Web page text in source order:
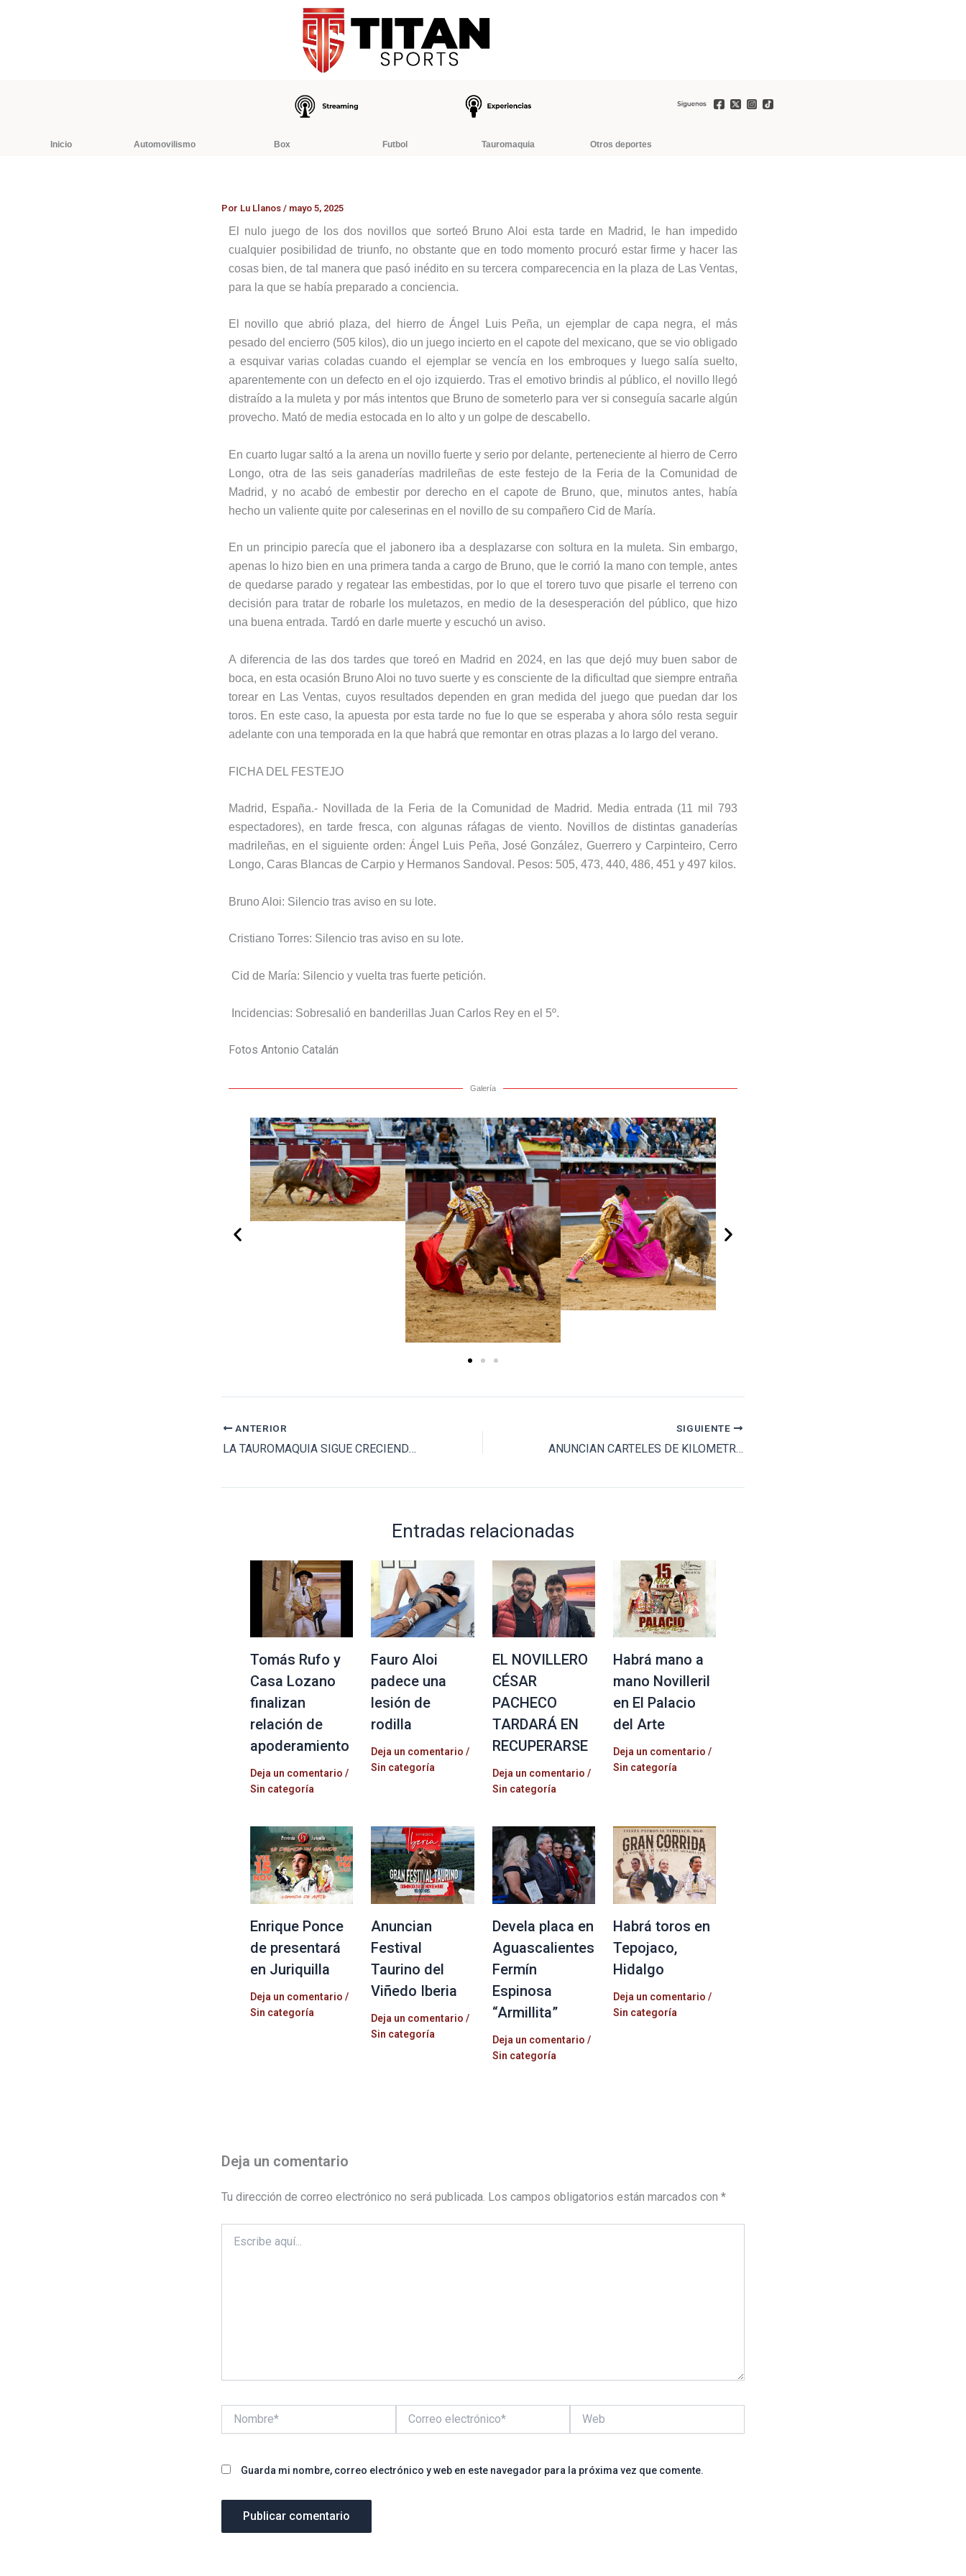
Inicio Automovilismo Box Futbol Tauromaquia Otros deportes
Por Lu Llanos / mayo 5, 2025
El nulo juego de los dos novillos que sorteó Bruno Aloi esta tarde en Madrid, le han impedido
cualquier posibilidad de triunfo, no obstante que en todo momento procuró estar firme y hacer las
cosas bien, de tal manera que pasó inédito en su tercera comparecencia en la plaza de Las Ventas,
para la que se había preparado a conciencia.
El novillo que abrió plaza, del hierro de Ángel Luis Peña, un ejemplar de capa negra, el más
pesado del encierro (505 kilos), dio un juego incierto en el capote del mexicano, que se vio obligado
a esquivar varias coladas cuando el ejemplar se vencía en los embroques y luego salía suelto,
aparentemente con un defecto en el ojo izquierdo. Tras el emotivo brindis al público, el novillo llegó
distraído a la muleta y por más intentos que Bruno de someterlo para ver si conseguía sacarle algún
provecho. Mató de media estocada en lo alto y un golpe de descabello.
En cuarto lugar saltó a la arena un novillo fuerte y serio por delante, perteneciente al hierro de Cerro
Longo, otra de las seis ganaderías madrileñas de este festejo de la Feria de la Comunidad de
Madrid, y no acabó de embestir por derecho en el capote de Bruno, que, minutos antes, había
hecho un valiente quite por caleserinas en el novillo de su compañero Cid de María.
En un principio parecía que el jabonero iba a desplazarse con soltura en la muleta. Sin embargo,
apenas lo hizo bien en una primera tanda a cargo de Bruno, que le corrió la mano con temple, antes
de quedarse parado y regatear las embestidas, por lo que el torero tuvo que pisarle el terreno con
decisión para tratar de robarle los muletazos, en medio de la desesperación del público, que hizo
una buena entrada. Tardó en darle muerte y escuchó un aviso.
A diferencia de las dos tardes que toreó en Madrid en 2024, en las que dejó muy buen sabor de
boca, en esta ocasión Bruno Aloi no tuvo suerte y es consciente de la dificultad que siempre entraña
torear en Las Ventas, cuyos resultados dependen en gran medida del juego que puedan dar los
toros. En este caso, la apuesta por esta tarde no fue lo que se esperaba y ahora sólo resta seguir
adelante con una temporada en la que habrá que remontar en otras plazas a lo largo del verano.
FICHA DEL FESTEJO
Madrid, España.- Novillada de la Feria de la Comunidad de Madrid. Media entrada (11 mil 793
espectadores), en tarde fresca, con algunas ráfagas de viento. Novillos de distintas ganaderías
madrileñas, en el siguiente orden: Ángel Luis Peña, José González, Guerrero y Carpinteiro, Cerro
Longo, Caras Blancas de Carpio y Hermanos Sandoval. Pesos: 505, 473, 440, 486, 451 y 497 kilos.
Bruno Aloi: Silencio tras aviso en su lote.
Cristiano Torres: Silencio tras aviso en su lote.
Cid de María: Silencio y vuelta tras fuerte petición.
Incidencias: Sobresalió en banderillas Juan Carlos Rey en el 5º.
Fotos Antonio Catalán
Galería
ANTERIOR
LA TAUROMAQUIA SIGUE CRECIENDO EN ESPAÑA
SIGUIENTE
ANUNCIAN CARTELES DE KILOMETRO CERO
Entradas relacionadas
Tomás Rufo y
Casa Lozano
finalizan
relación de
apoderamiento
Deja un comentario /
Sin categoría
Fauro Aloi
padece una
lesión de
rodilla
Deja un comentario /
Sin categoría
EL NOVILLERO
CÉSAR
PACHECO
TARDARÁ EN
RECUPERARSE
Deja un comentario /
Sin categoría
Habrá mano a
mano Novilleril
en El Palacio
del Arte
Deja un comentario /
Sin categoría
Enrique Ponce
de presentará
en Juriquilla
Deja un comentario /
Sin categoría
Anuncian
Festival
Taurino del
Viñedo Iberia
Deja un comentario /
Sin categoría
Devela placa en
Aguascalientes
Fermín
Espinosa
“Armillita”
Deja un comentario /
Sin categoría
Habrá toros en
Tepojaco,
Hidalgo
Deja un comentario /
Sin categoría
Deja un comentario
Tu dirección de correo electrónico no será publicada. Los campos obligatorios están marcados con *
aquí...
electrónico*
Guarda mi nombre, correo electrónico y web en este navegador para la próxima vez que comente.